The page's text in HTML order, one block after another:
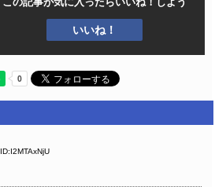
いいね！
ID:I2MTAxNjU